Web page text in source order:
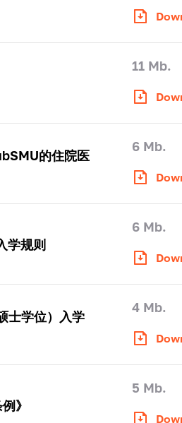
11 Mb.
的住院医
6 Mb.
学规则
6 Mb.
士学位）入学
4 Mb.
》
5 Mb.